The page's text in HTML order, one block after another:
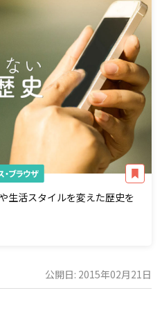
・ブラウザ
生活スタイルを変えた歴史を
公開日: 2015年02月21日